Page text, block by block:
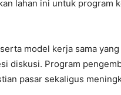
lahan ini untuk program
model kerja sama
diskusi. Program
pasar sekaligus